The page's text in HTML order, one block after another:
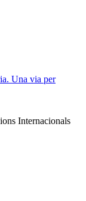
Una via per
Internacionals